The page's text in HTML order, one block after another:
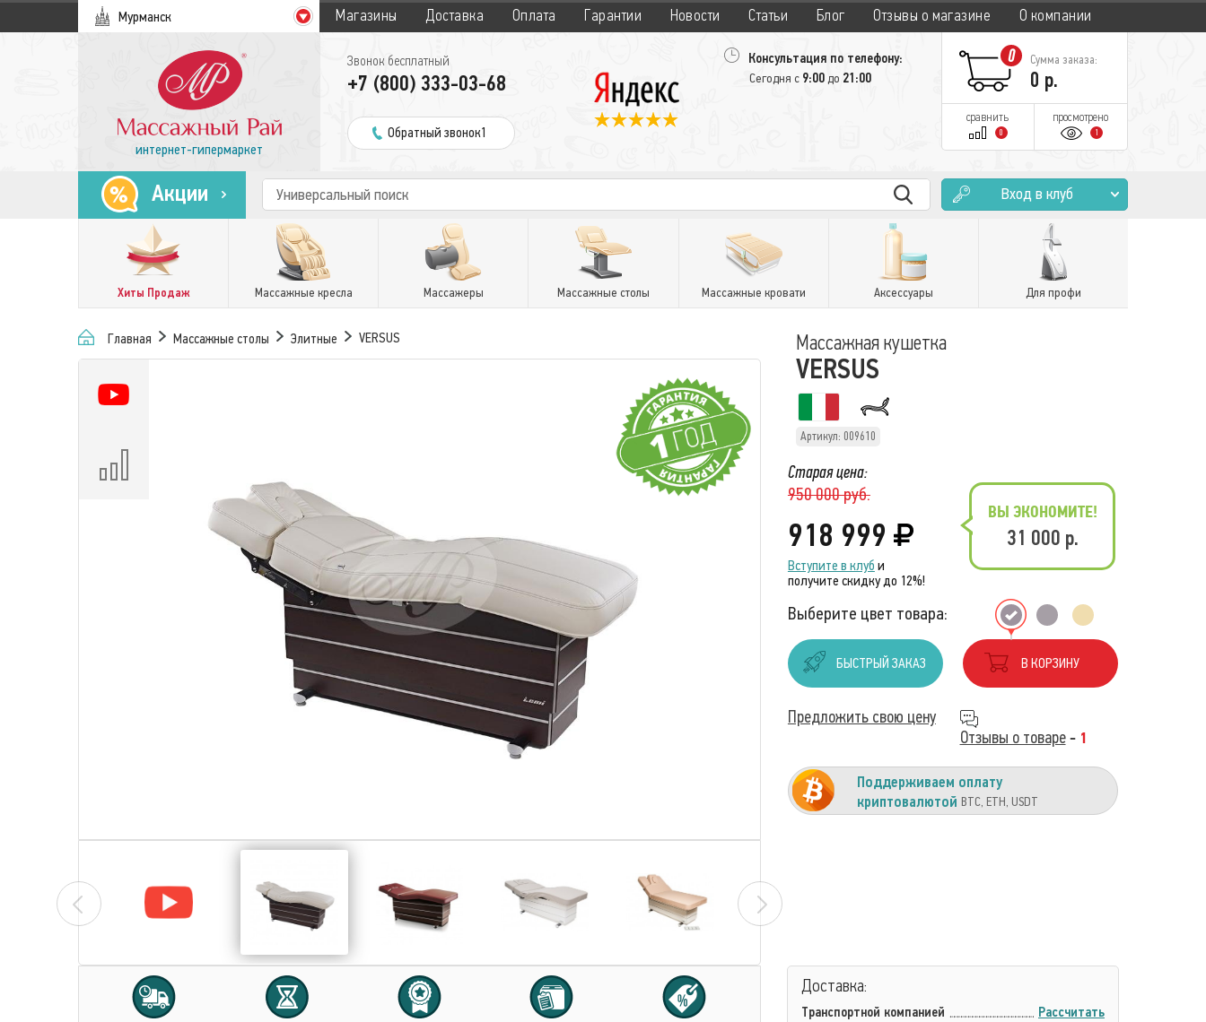
Мурманск Магазины Доставка Оплата Гарантии Новости Статьи Блог Отзывы о магазине О компании
интернет-гипермаркет
Звонок бесплатный
+7 (800) 333-03-68
Обратный звонок1
Консультация по телефону:
Сегодня с 9:00до 21:00
0 Сумма заказа:
0 р.
сравнить
0
просмотрено
1
Акции Вход в клуб
Хиты Продаж Массажные кресла Массажеры Массажные столы Массажные кровати Аксессуары Для профи
Главная Массажные столы Элитные VERSUS Массажная кушетка
VERSUS
Артикул: 009610
Старая цена:
950 000 руб.
918 999
Вступите в клуб и
получите скидку до 12%!
ВЫ ЭКОНОМИТЕ!
31 000 р.
Выберите цвет товара:
БЫСТРЫЙ ЗАКАЗ В КОРЗИНУ
Предложить свою цену
Отзывы о товаре- 1
Поддерживаем оплату
криптовалютой BTC, ETH, USDT
Доставка:
Транспортной компанией Рассчитать